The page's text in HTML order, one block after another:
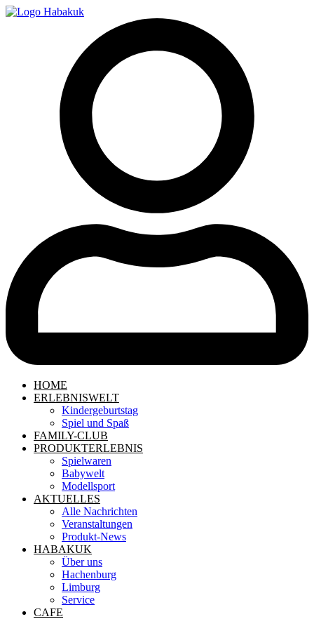
HOME
ERLEBNISWELT
Kindergeburtstag
Spiel und Spaß
FAMILY-CLUB
PRODUKTERLEBNIS
Spielwaren
Babywelt
Modellsport
AKTUELLES
Alle Nachrichten
Veranstaltungen
Produkt-News
HABAKUK
Über uns
Hachenburg
Limburg
Service
CAFE